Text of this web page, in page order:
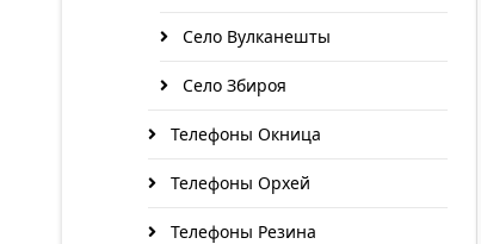
Село Вулканешты
Село Збироя
Телефоны Окница
Телефоны Орхей
Телефоны Резина